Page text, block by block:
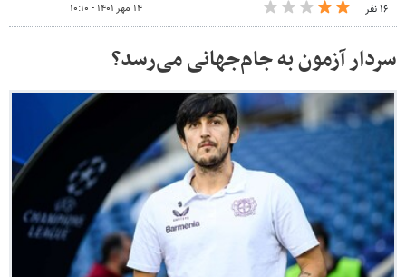
۱۶ نفر ۱۴ مهر ۱۴۰۱ - ۱۰:۱۰
سردار آزمون به جام‌جهانی می‌رسد؟